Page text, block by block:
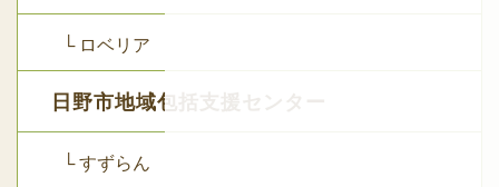
└ ロベリア
日野市地域包括支援センター
└ すずらん